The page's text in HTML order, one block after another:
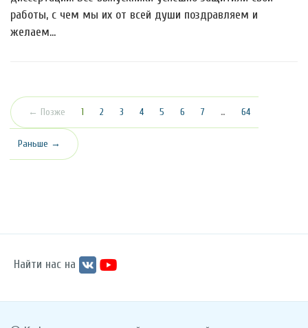
работы, с чем мы их от всей души поздравляем и
желаем…
← Позже 1 (текущая)
2 3 4 5 6 7 … 64
Раньше →
Найти нас на